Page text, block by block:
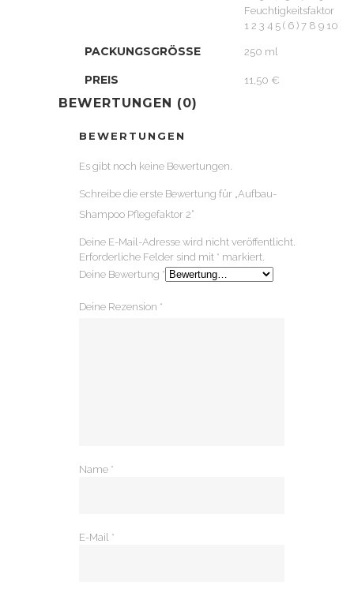
Feuchtigkeitsfaktor
1 2 3 4 5 ( 6 ) 7 8 9 10
PACKUNGSGRÖSSE 250 ml
PREIS 11,50 €
BEWERTUNGEN (0)
BEWERTUNGEN
Es gibt noch keine Bewertungen.
Schreibe die erste Bewertung für „Aufbau-
Shampoo Pflegefaktor 2“
Deine E-Mail-Adresse wird nicht veröffentlicht.
Erforderliche Felder sind mit * markiert.
Deine Bewertung *
Deine Rezension *
Name *
E-Mail *